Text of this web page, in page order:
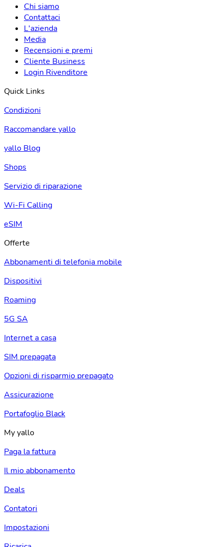
Chi siamo
Contattaci
L'azienda
Media
Recensioni e premi
Cliente Business
Login Rivenditore
Quick Links
Condizioni
Raccomandare yallo
yallo Blog
Shops
Servizio di riparazione
Wi-Fi Calling
eSIM
Offerte
Abbonamenti di telefonia mobile
Dispositivi
Roaming
5G SA
Internet a casa
SIM prepagata
Opzioni di risparmio prepagato
Assicurazione
Portafoglio Black
My yallo
Paga la fattura
Il mio abbonamento
Deals
Contatori
Impostazioni